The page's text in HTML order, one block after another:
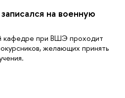
на военную
кафедре при ВШЭ проходит
желающих принять